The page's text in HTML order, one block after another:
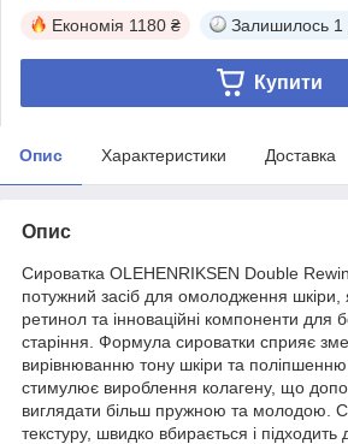
Економія 1180 ₴ Залишилось 1
Купити
Опис Характеристики Доставка
Опис
Сироватка OLEHENRIKSEN Double
потужний засіб для омолодження шкіри,
ретинол та інноваційні компоненти для
старіння. Формула сироватки сприяє
вирівнюванню тону шкіри та поліпшенню
стимулює вироблення колагену, що
виглядати більш пружною та молодою.
текстуру, швидко вбирається і підходить